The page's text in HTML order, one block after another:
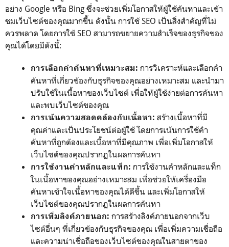
อย่าง Google หรือ Bing ซึ่งจะช่วยเพิ่มโอกาสให้ผู้ใช้ค้นหาและเข้า
ชมเว็บไซต์ของคุณมากขึ้น ดังนั้น การใช้ SEO เป็นสิ่งสำคัญที่ไม่
ควรพลาด โดยการใช้ SEO สามารถขยายความสำเร็จของธุรกิจของ
คุณได้โดยมีดังนี้:
การเลือกคำค้นหาที่เหมาะสม: การวิเคราะห์และเลือกคำ
ค้นหาที่เกี่ยวข้องกับธุรกิจของคุณอย่างเหมาะสม และนำมา
ปรับใช้ในเนื้อหาของเว็บไซต์ เพื่อให้ผู้ใช้ง่ายต่อการค้นหา
และพบเว็บไซต์ของคุณ
การเน้นความสอดคล้องกับเนื้อหา: สร้างเนื้อหาที่มี
คุณค่าและเป็นประโยชน์ต่อผู้ใช้ โดยการเน้นการใช้คำ
ค้นหาที่ถูกต้องและเนื้อหาที่มีคุณภาพ เพื่อเพิ่มโอกาสให้
เว็บไซต์ของคุณปรากฏในผลการค้นหา
การใช้งานคำหลักและแท็ก: การใช้งานคำหลักและแท็ก
ในเนื้อหาของคุณอย่างเหมาะสม เพื่อช่วยให้เครื่องมือ
ค้นหาเข้าใจเนื้อหาของคุณได้ดีขึ้น และเพิ่มโอกาสให้
เว็บไซต์ของคุณปรากฏในผลการค้นหา
การเพิ่มลิงค์ภายนอก: การสร้างลิงค์ภายนอกจากเว็บ
ไซต์อื่นๆ ที่เกี่ยวข้องกับธุรกิจของคุณ เพื่อเพิ่มความเชื่อถือ
และความน่าเชื่อถือของเว็บไซต์ของคุณในสายตาของ